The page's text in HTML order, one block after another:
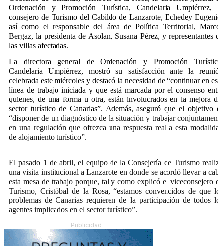
Ordenación y Promoción Turística, Candelaria Umpiérrez,
consejero de Turismo del Cabildo de Lanzarote, Echedey
así como el responsable del área de Política Territorial,
Bergaz, la presidenta de Asolan, Susana Pérez, y representantes
las villas afectadas.
La directora general de Ordenación y Promoción
Candelaria Umpiérrez, mostró su satisfacción ante la
celebrada este miércoles y destacó la necesidad de “continuar en
línea de trabajo iniciada y que está marcada por el consenso
quienes, de una forma u otra, están involucrados en la mejora
sector turístico de Canarias”. Además, aseguró que el objetivo
“disponer de un diagnóstico de la situación y trabajar
en una regulación que ofrezca una respuesta real a esta
de alojamiento turístico”.
El pasado 1 de abril, el equipo de la Consejería de Turismo
una visita institucional a Lanzarote en donde se acordó llevar a
esta mesa de trabajo porque, tal y como explicó el viceconsejero
Turismo, Cristóbal de la Rosa, “estamos convencidos de que
problemas de Canarias requieren de la participación de todos
agentes implicados en el sector turístico”.
Publicidad